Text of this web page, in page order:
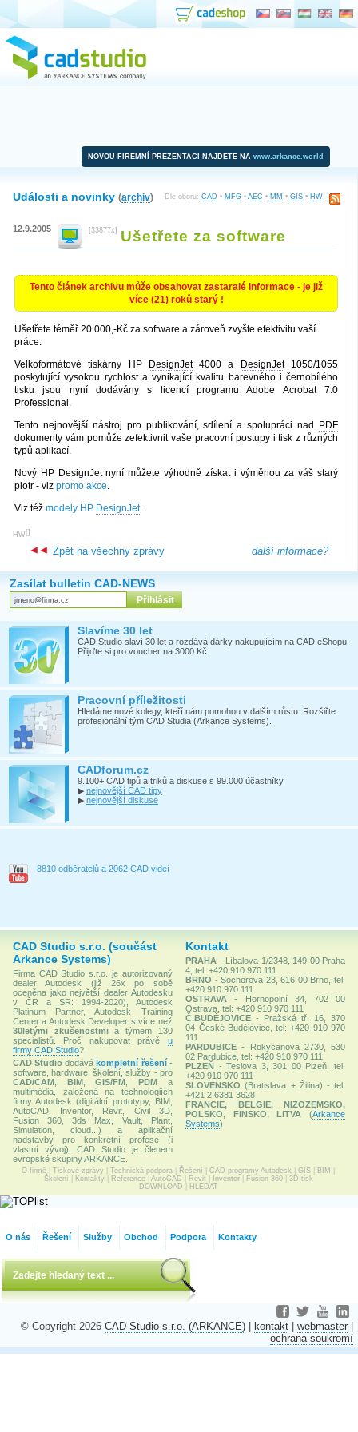
NOVOU FIREMNÍ PREZENTACI NAJDETE NA www.arkance.world
Dle oboru: CAD • MFG • AEC • MM • GIS • HW
Události a novinky (archiv)
12.9.2005 [33877x] Ušetřete za software
Tento článek archivu může obsahovat zastaralé informace - je již
více (21) roků starý !
Ušetřete téměř 20.000,-Kč za software a zároveň zvyšte efektivitu vaší
práce.
Velkoformátové tiskárny HP
DesignJet4000 a DesignJet1050/1055
poskytující vysokou rychlost a vynikající kvalitu barevného i černobílého
tisku jsou nyní dodávány s licencí programu Adobe Acrobat 7.0
Professional.
Tento nejnovější nástroj pro publikování, sdílení a spolupráci nad
PDF
dokumenty vám pomůže zefektivnit vaše pracovní postupy i tisk z různých
typů aplikací.
Nový HP DesignJetnyní můžete výhodně získat i výměnou za váš starý
plotr - viz promo akce.
Viz též modely HP DesignJet.
[
HW ]
další informace?
Zpět na všechny zprávy
Zasílat bulletin CAD-NEWS
Slavíme 30 let
CAD Studio slaví 30 let a rozdává dárky nakupujícím na CAD eShopu.
Přijďte si pro voucher na 3000 Kč.
Pracovní příležitosti
Hledáme nové kolegy, kteří nám pomohou v dalším růstu. Rozšiřte
profesionální tým CAD Studia (Arkance Systems).
CADforum.cz
9.100+ CAD tipů a triků a diskuse s 99.000 účastníky
▶ nejnovější CAD tipy
▶ nejnovější diskuse
8810 odběratelů a 2062 CAD videí
CAD Studio s.r.o. (součást
Arkance Systems)
Firma CAD Studio s.r.o. je autorizovaný
dealer Autodesk (již 26x po sobě
oceněna jako největší dealer Autodesku
v ČR a SR: 1994-2020), Autodesk
Platinum Partner, Autodesk Training
Center a Autodesk Developer s více než
30letými zkušenostmia týmem 130
specialistů. Proč nakupovat právě u
firmy CAD Studio?
CAD Studio dodávákompletní řešení-
software, hardware, školení, služby - pro
CAD/CAM
BIM,GIS/FM ,PDM a
multimédia, založená na technologiích
firmy Autodesk (digitální prototypy, BIM,
AutoCAD, Inventor, Revit, Civil 3D,
Fusion 360, 3ds Max, Vault, Plant,
Simulation, cloud...) a aplikační
nadstavby pro konkrétní profese (i
vlastní vývoj). CAD Studio je členem
evropské skupiny ARKANCE.
Kontakt
PRAHA - Líbalova 1/2348, 149 00 Praha
4, tel: +420 910 970 111
BRNO - Sochorova 23, 616 00 Brno, tel:
+420 910 970 111
OSTRAVA
- Hornopolní 34, 702 00
Ostrava, tel: +420 910 970 111
Č.BUDĚJOVICE - Pražská tř. 16, 370
04 České Budějovice, tel: +420 910 970
111
PARDUBICE - Rokycanova 2730, 530
02 Pardubice, tel: +420 910 970 111
PLZEŇ - Teslova 3, 301 00 Plzeň, tel:
+420 910 970 111
SLOVENSKO (Bratislava + Žilina) - tel.
+421 2 6381 3628
FRANCIE, BELGIE, NIZOZEMSKO,
POLSKO, FINSKO, LITVA
(Arkance
Systems)
O firmě Tiskové zprávy Technická podpora Řešení CAD programy Autodesk GIS BIM
Školení
Kontakty Reference| AutoCAD Revit Inventor| Fusion 360| 3D tisk
DOWNLOAD
HLEDAT
O nás Řešení Služby Obchod Podpora Kontakty
© Copyright 2026 CAD Studio s.r.o. (ARKANCE) kontakt webmaster
ochrana soukromí